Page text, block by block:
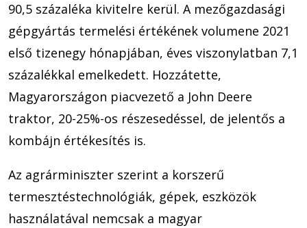
90,5 százaléka kivitelre kerül. A mezőgazdasági
gépgyártás termelési értékének volumene 2021
első tizenegy hónapjában, éves viszonylatban 7,1
százalékkal emelkedett. Hozzátette,
Magyarországon piacvezető a John Deere
traktor, 20-25%-os részesedéssel, de jelentős a
kombájn értékesítés is.
Az agrárminiszter szerint a korszerű
termesztéstechnológiák, gépek, eszközök
használatával nemcsak a magyar